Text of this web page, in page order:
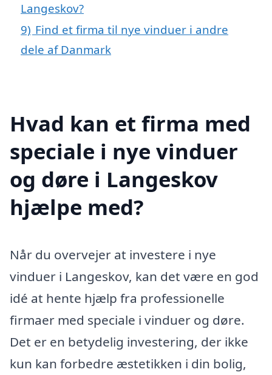
Langeskov?
9) Find et firma til nye vinduer i andre
dele af Danmark
Hvad kan et firma med
speciale i nye vinduer
og døre i Langeskov
hjælpe med?
Når du overvejer at investere i nye
vinduer i Langeskov, kan det være en god
idé at hente hjælp fra professionelle
firmaer med speciale i vinduer og døre.
Det er en betydelig investering, der ikke
kun kan forbedre æstetikken i din bolig,